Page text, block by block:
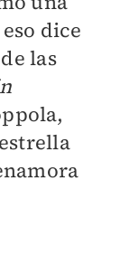
dice
las